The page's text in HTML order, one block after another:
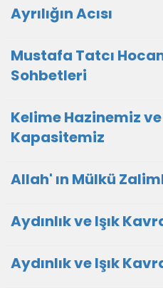
Ayrılığın Acısı
Mustafa Tatcı
Sohbetleri
Kelime Hazinemiz
Kapasitemiz
Allah' ın Mülkü
Aydınlık ve Işık
Aydınlık ve Işık